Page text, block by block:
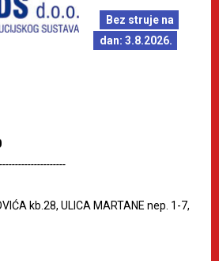
Bez struje na
dan: 3.8.2026.
kb.28, ULICA MARTANE nep. 1-7,